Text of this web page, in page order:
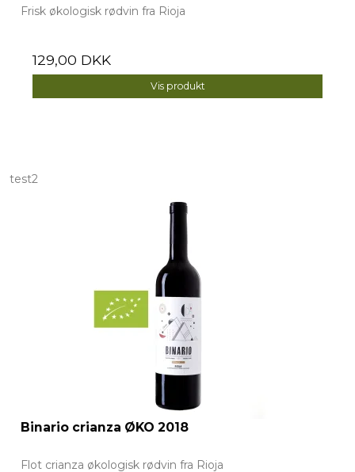
Frisk økologisk rødvin fra Rioja
129,00 DKK
Vis produkt
test2
Binario crianza ØKO 2018
Flot crianza økologisk rødvin fra Rioja